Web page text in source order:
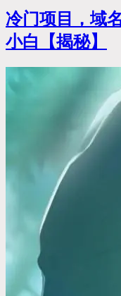
冷门项目，域
小白【揭秘】